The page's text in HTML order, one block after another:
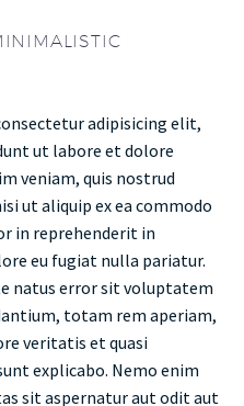
adipisicing elit,
ut labore et dolore
veniam, quis nostrud
ut aliquip ex ea commodo
in reprehenderit in
eu fugiat nulla pariatur.
natus error sit voluptatem
totam rem aperiam,
veritatis et quasi
explicabo. Nemo enim
sit aspernatur aut odit aut